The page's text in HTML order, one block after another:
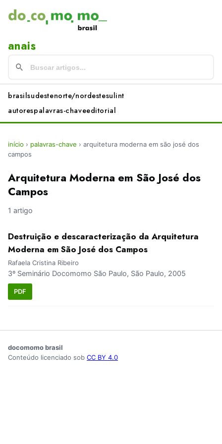
anais
brasilsudestenorte/nordestesulint
autorespalavras-chaveeditorial
início › palavras-chave › arquitetura moderna em são josé dos
campos
Arquitetura Moderna em São José dos
Campos
1 artigo
Destruição e descaracterização da Arquitetura
Moderna em São José dos Campos
Rafaela Cristina Ribeiro
3º Seminário Docomomo São Paulo, São Paulo, 2005
PDF
docomomo brasil
Conteúdo licenciado sob CC BY 4.0